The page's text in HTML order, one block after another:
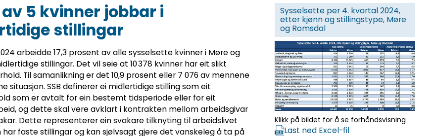
5 kvinner jobbar i
stillingar
arbeidde 17,3 prosent av alle sysselsette kvinner i Møre og
stillingar. Det vil seie at 10 378 kvinner har eit slikt
Til samanlikning er det 10,9 prosent eller 7 076 av mennene
situasjon. SSB definerer ei midlertidige stilling som eit
som er avtalt for ein bestemt tidsperiode eller for eit
og dette skal vere avklart i kontrakten mellom arbeidsgivar
Dette representerer ein svakare tilknyting til arbeidslivet
har faste stillingar og kan sjølvsagt gjere det vanskeleg å ta på
Sysselsette per 4. kvartal 2024,
etter kjønn og stillingstype, Møre
og Romsdal
Klikk på bildet for å se forhåndsvisning
Last ned Excel-fil